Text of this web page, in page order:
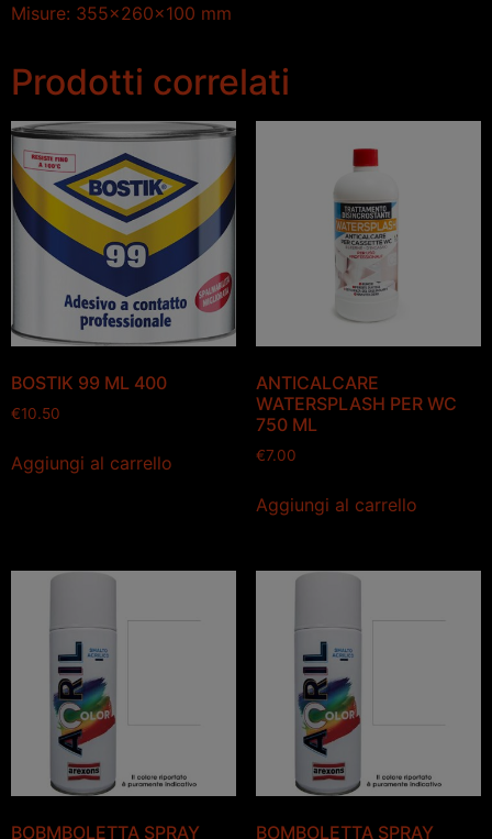
Misure: 355x260x100 mm
Prodotti correlati
BOSTIK 99 ML 400
€10.50
Aggiungi al carrello
ANTICALCARE
WATERSPLASH PER WC
750 ML
€7.00
Aggiungi al carrello
BOBMBOLETTA SPRAY
BOMBOLETTA SPRAY